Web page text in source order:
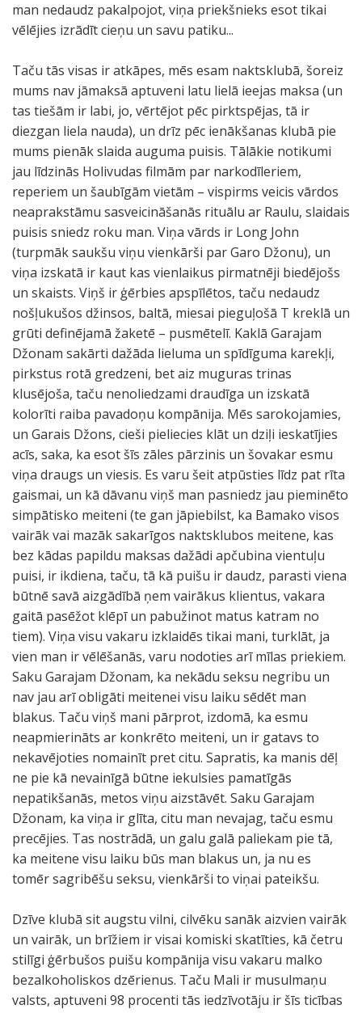
man nedaudz pakalpojot, viņa priekšnieks esot tikai
vēlējies izrādīt cieņu un savu patiku...
Taču tās visas ir atkāpes, mēs esam naktsklubā, šoreiz
mums nav jāmaksā aptuveni latu lielā ieejas maksa (un
tas tiešām ir labi, jo, vērtējot pēc pirktspējas, tā ir
diezgan liela nauda), un drīz pēc ienākšanas klubā pie
mums pienāk slaida auguma puisis. Tālākie notikumi
jau līdzinās Holivudas filmām par narkodīleriem,
reperiem un šaubīgām vietām – vispirms veicis vārdos
neaprakstāmu sasveicināšanās rituālu ar Raulu, slaidais
puisis sniedz roku man. Viņa vārds ir Long John
(turpmāk saukšu viņu vienkārši par Garo Džonu), un
viņa izskatā ir kaut kas vienlaikus pirmatnēji biedējošs
un skaists. Viņš ir ģērbies apspīlētos, taču nedaudz
nošļukušos džinsos, baltā, miesai pieguļošā T kreklā un
grūti definējamā žaketē – pusmētelī. Kaklā Garajam
Džonam sakārti dažāda lieluma un spīdīguma karekļi,
pirkstus rotā gredzeni, bet aiz muguras trinas
klusējoša, taču nenoliedzami draudīga un izskatā
kolorīti raiba pavadoņu kompānija. Mēs sarokojamies,
un Garais Džons, cieši pieliecies klāt un dziļi ieskatījies
acīs, saka, ka esot šīs zāles pārzinis un šovakar esmu
viņa draugs un viesis. Es varu šeit atpūsties līdz pat rīta
gaismai, un kā dāvanu viņš man pasniedz jau pieminēto
simpātisko meiteni (te gan jāpiebilst, ka Bamako visos
vairāk vai mazāk sakarīgos naktsklubos meitene, kas
bez kādas papildu maksas dažādi apčubina vientuļu
puisi, ir ikdiena, taču, tā kā puišu ir daudz, parasti viena
būtnē savā aizgādībā ņem vairākus klientus, vakara
gaitā pasēžot klēpī un pabužinot matus katram no
tiem). Viņa visu vakaru izklaidēs tikai mani, turklāt, ja
vien man ir vēlēšanās, varu nodoties arī mīlas priekiem.
Saku Garajam Džonam, ka nekādu seksu negribu un
nav jau arī obligāti meitenei visu laiku sēdēt man
blakus. Taču viņš mani pārprot, izdomā, ka esmu
neapmierināts ar konkrēto meiteni, un ir gatavs to
nekavējoties nomainīt pret citu. Sapratis, ka manis dēļ
ne pie kā nevainīgā būtne iekulsies pamatīgās
nepatikšanās, metos viņu aizstāvēt. Saku Garajam
Džonam, ka viņa ir glīta, citu man nevajag, taču esmu
precējies. Tas nostrādā, un galu galā paliekam pie tā,
ka meitene visu laiku būs man blakus un, ja nu es
tomēr sagribēšu seksu, vienkārši to viņai pateikšu.
Dzīve klubā sit augstu vilni, cilvēku sanāk aizvien vairāk
un vairāk, un brīžiem ir visai komiski skatīties, kā četru
stilīgi ģērbušos puišu kompānija visu vakaru malko
bezalkoholiskos dzērienus. Taču Mali ir musulmaņu
valsts, aptuveni 98 procenti tās iedzīvotāju ir šīs ticības